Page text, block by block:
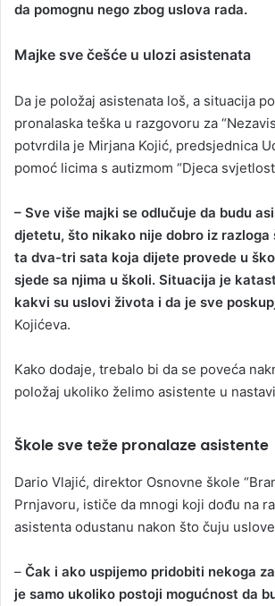
da pomognu nego zbog uslova rada.
Majke sve češće u ulozi asistenata
Da je položaj asistenata loš, a situacija
pronalaska teška u razgovoru za
potvrdila je Mirjana Kojić, predsjednica
pomoć licima s autizmom “Djeca
– Sve više majki se odlučuje da budu
djetetu, što nikako nije dobro iz razloga
ta dva-tri sata koja dijete provede u
sjede sa njima u školi. Situacija je
kakvi su uslovi života i da je sve
Kojićeva.
Kako dodaje, trebalo bi da se poveća
položaj ukoliko želimo asistente u
Škole sve teže pronalaze asistente
Dario Vlajić, direktor Osnovne škole
Prnjavoru, ističe da mnogi koji dođu na
asistenta odustanu nakon što čuju
– Čak i ako uspijemo pridobiti nekoga
je samo ukoliko postoji mogućnost da